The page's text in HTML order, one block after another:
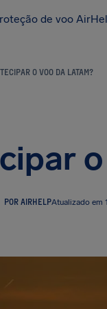
de voo
O VOO DA LATAM?
POR AIRHELPAtualizado em